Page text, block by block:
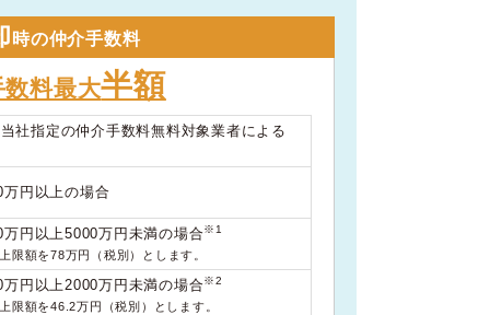
時の仲介手数料
数料最大半額
社指定の仲介手数料無料対象業者による
円以上の場合
円以上5000万円未満の場合※1
限額を78万円（税別）とします。
円以上2000万円未満の場合※2
限額を46.2万円（税別）とします。